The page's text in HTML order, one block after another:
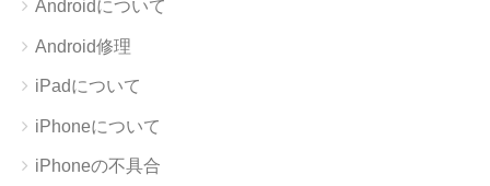
Androidについて
Android修理
iPadについて
iPhoneについて
iPhoneの不具合